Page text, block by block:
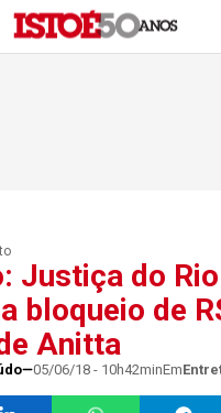
Justiça do Rio
bloqueio de
Anitta
05/06/18 - 10h42minEm